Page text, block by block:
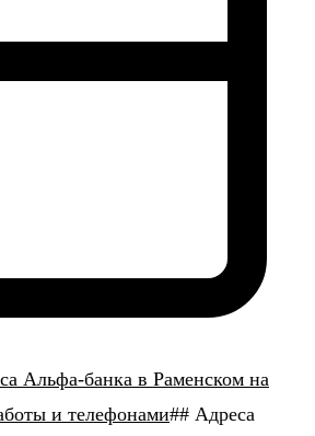
Альфа-банка в Раменском на
и телефонами## Адреса